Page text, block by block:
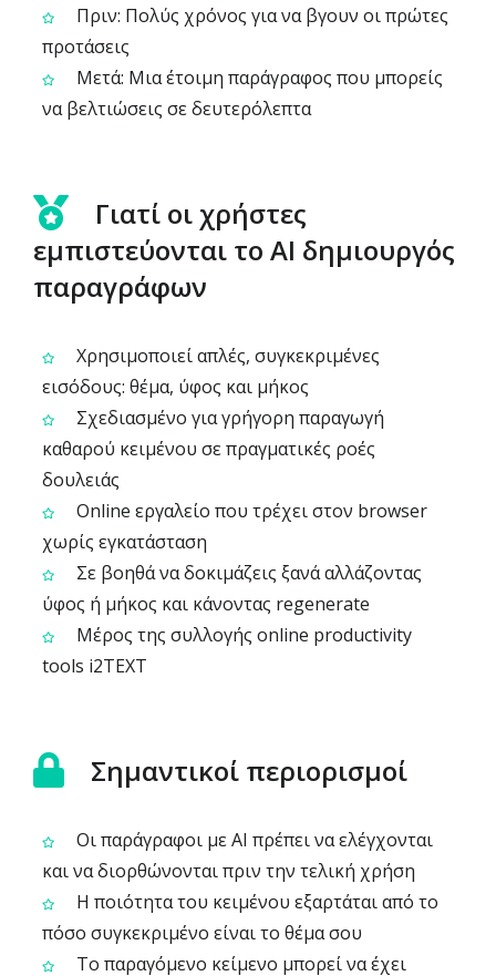
Πριν: Πολύς χρόνος για να βγουν οι πρώτες
προτάσεις
Μετά: Μια έτοιμη παράγραφος που μπορείς
να βελτιώσεις σε δευτερόλεπτα
Γιατί οι χρήστες
εμπιστεύονται το AI δημιουργός
παραγράφων
Χρησιμοποιεί απλές, συγκεκριμένες
εισόδους: θέμα, ύφος και μήκος
Σχεδιασμένο για γρήγορη παραγωγή
καθαρού κειμένου σε πραγματικές ροές
δουλειάς
Online εργαλείο που τρέχει στον browser
χωρίς εγκατάσταση
Σε βοηθά να δοκιμάζεις ξανά αλλάζοντας
ύφος ή μήκος και κάνοντας regenerate
Μέρος της συλλογής online productivity
tools i2TEXT
Σημαντικοί περιορισμοί
Οι παράγραφοι με AI πρέπει να ελέγχονται
και να διορθώνονται πριν την τελική χρήση
Η ποιότητα του κειμένου εξαρτάται από το
πόσο συγκεκριμένο είναι το θέμα σου
Το παραγόμενο κείμενο μπορεί να έχει